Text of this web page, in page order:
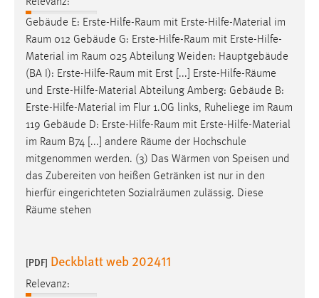
Gebäude E: Erste-Hilfe-Raum mit Erste-Hilfe-Material im
Raum 012 Gebäude G: Erste-Hilfe-Raum mit Erste-Hilfe-
Material im Raum 025 Abteilung Weiden: Hauptgebäude
(BA I): Erste-Hilfe-Raum mit Erst [...] Erste-Hilfe-Räume
und Erste-Hilfe-Material Abteilung Amberg: Gebäude B:
Erste-Hilfe-Material im Flur 1.OG links, Ruheliege im Raum
119 Gebäude D: Erste-Hilfe-Raum mit Erste-Hilfe-Material
im Raum B74 [...] andere Räume der Hochschule
mitgenommen werden. (3) Das Wärmen von Speisen und
das Zubereiten von heißen Getränken ist nur in den
hierfür eingerichteten Sozialräumen zulässig. Diese
Räume stehen
[PDF] Deckblatt web 202411
Relevanz: